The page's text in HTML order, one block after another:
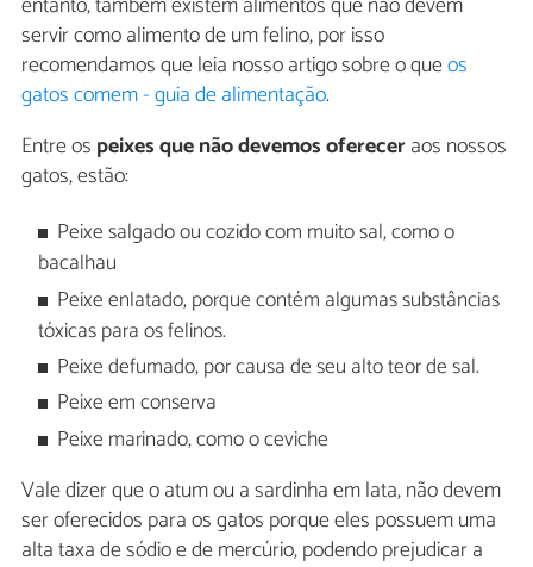
servir como alimento de um felino, por isso
recomendamos que leia nosso artigo sobre o queos
gatos comem - guia de alimentação.
Entre os peixes que não devemos ofereceraos nossos
gatos, estão:
Peixe salgado ou cozido com muito sal, como o
bacalhau
Peixe enlatado, porque contém algumas substâncias
tóxicas para os felinos.
Peixe defumado, por causa de seu alto teor de sal.
Peixe em conserva
Peixe marinado, como o ceviche
Vale dizer que o atum ou a sardinha em lata, não devem
ser oferecidos para os gatos porque eles possuem uma
alta taxa de sódio e de mercúrio, podendo prejudicar a